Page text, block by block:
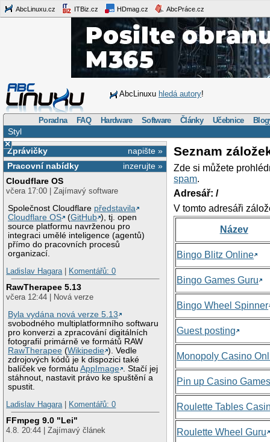
AbcLinuxu.cz ITBiz.cz HDmag.cz AbcPráce.cz
AbcLinuxu hledá autory!
Poradna FAQ Hardware Software Články Učebnice
Styl
×
napište »
Zprávičky
inzerujte »
Pracovní nabídky
Cloudflare OS
včera 17:00 | Zajímavý software
Společnost Cloudflare představila
Cloudflare OS
(GitHub ), tj. open
source platformu navrženou pro
integraci umělé inteligence (agentů)
přímo do pracovních procesů
organizací.
Ladislav Hagara| Komentářů: 0
RawTherapee 5.13
včera 12:44 | Nová verze
Byla vydána nová verze 5.13
svobodného multiplatformního softwaru
pro konverzi a zpracování digitálních
fotografií primárně ve formátů RAW
RawTherapee (Wikipedie ). Vedle
zdrojových kódů je k dispozici také
balíček ve formátuAppImage
. Stačí jej
stáhnout, nastavit právo ke spuštění a
spustit.
Ladislav Hagara| Komentářů: 0
FFmpeg 9.0 "Lei"
4.8. 20:44 | Zajímavý článek
Seznam
Zde si můžete
spam.
Adresář: /
V tomto adresáři
Název
Bingo Blitz Online
Bingo Games Guru
Bingo Wheel Spinner
Guest posting
Monopoly Casino
Pin up Casino
Roulette Tables
Roulette Wheel Guru